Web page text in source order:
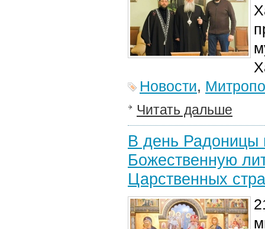
Новости,
Читать дальше
В день Радоницы
Божественную
Царственных